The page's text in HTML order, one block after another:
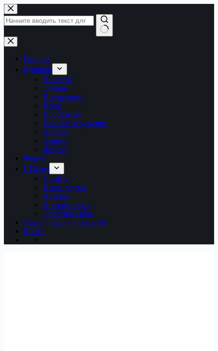
Перейти
к
сути
Ничего
не
найденоГлавная
Рубрики
Новости
Обзоры
Инструкции
Игры
Программы
Рабочее окружение
Android
Сервер
Железо
Форум
LTB.net
О сайте
Наши друзья
Авторы
Пожертвовать
Обратная связь
Статьи наших читателей
Войти